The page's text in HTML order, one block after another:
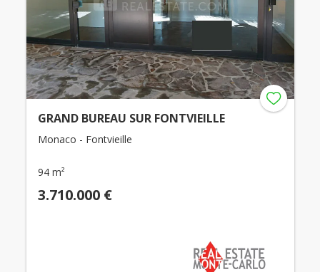
GRAND BUREAU SUR FONTVIEILLE
Monaco - Fontvieille
94 m²
3.710.000 €